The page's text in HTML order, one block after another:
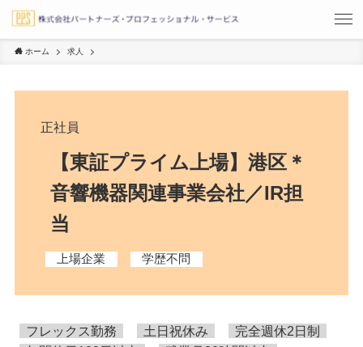
ホーム 求人
正社員
【東証プライム上場】港区＊
音響機器関連事業会社／IR担
当
上場企業 学歴不問
フレックス勤務 土日祝休み
完全週休2日制